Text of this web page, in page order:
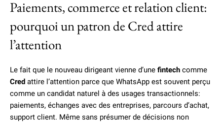
Paiements, commerce et relation client:
pourquoi un patron de Cred attire
l’attention
Le fait que le nouveau dirigeant vienne d’une fintech comme
Cred attire l’attention parce que WhatsApp est souvent perçu
comme un candidat naturel à des usages transactionnels:
paiements, échanges avec des entreprises, parcours d’achat,
support client. Même sans présumer de décisions non